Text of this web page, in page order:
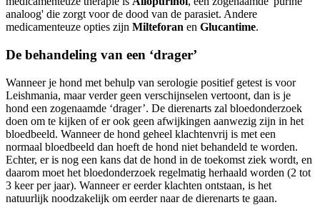
analoog' die zorgt voor de dood van de parasiet. Andere
medicamenteuze opties zijn Milteforan en Glucantime.
De behandeling van een ‘drager’
Wanneer je hond met behulp van serologie positief getest is voor
Leishmania, maar verder geen verschijnselen vertoont, dan is je
hond een zogenaamde ‘drager’. De dierenarts zal bloedonderzoek
doen om te kijken of er ook geen afwijkingen aanwezig zijn in het
bloedbeeld. Wanneer de hond geheel klachtenvrij is met een
normaal bloedbeeld dan hoeft de hond niet behandeld te worden.
Echter, er is nog een kans dat de hond in de toekomst ziek wordt, en
daarom moet het bloedonderzoek regelmatig herhaald worden (2 tot
3 keer per jaar). Wanneer er eerder klachten ontstaan, is het
natuurlijk noodzakelijk om eerder naar de dierenarts te gaan.